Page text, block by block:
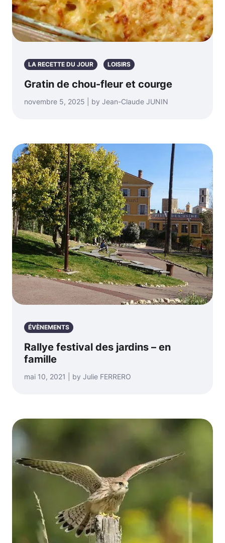
LA RECETTE DU JOUR LOISIRS
Gratin de chou-fleur et courge
novembre 5, 2025 | by Jean-Claude JUNIN
ÉVÈNEMENTS
Rallye festival des jardins – en
famille
mai 10, 2021 | by Julie FERRERO